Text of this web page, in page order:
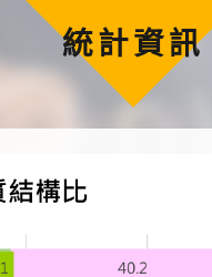
統計資訊